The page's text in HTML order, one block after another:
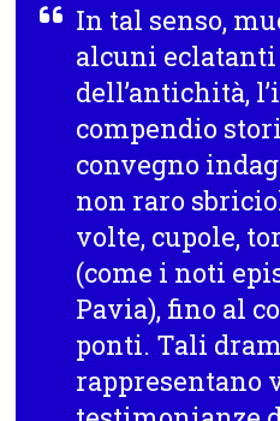
In tal senso,
alcuni
dell’antichità,
compendio
convegno
non raro
volte, cupole,
(come i noti
Pavia), fino al
ponti. Tali
rappresentano